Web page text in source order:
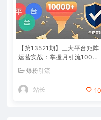
【第13521期】三大平台矩阵
运营实战：掌握月引流10000
策略
爆粉引流
站长 10